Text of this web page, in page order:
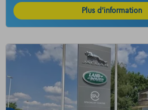
Plus d’information